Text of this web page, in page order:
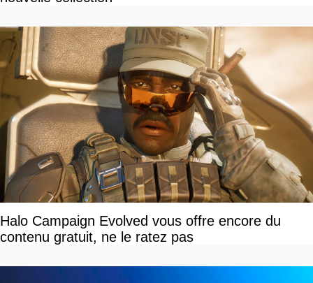
Halo Campaign Evolved vous offre encore du
contenu gratuit, ne le ratez pas